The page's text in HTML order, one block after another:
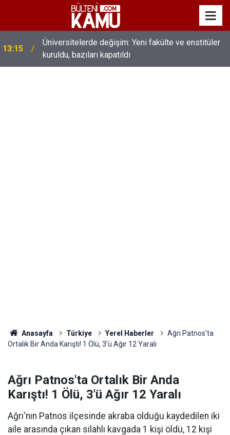
13:15
Üniversitelerde değişim: Yeni fakülte ve enstitüler
kuruldu, bazıları kapatıldı
13:00
MEB’de üst düzey değişim: Genel müdürler değişti,
yeni isimler atandı
Anasayfa Türkiye Yerel Haberler
Ağrı Patnos'ta
Ortalık Bir Anda Karıştı! 1 Ölü, 3'ü Ağır 12 Yaralı
Ağrı Patnos'ta Ortalık Bir Anda
Karıştı! 1 Ölü, 3'ü Ağır 12 Yaralı
Ağrı'nın Patnos ilçesinde akraba olduğu kaydedilen iki
aile arasında çıkan silahlı kavgada 1 kişi öldü, 12 kişi